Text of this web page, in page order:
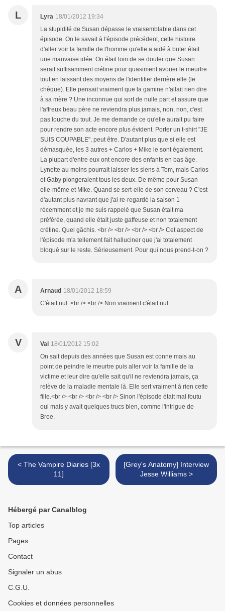
L Lyra 18/01/2012 19:34
La stupidité de Susan dépasse le vraisemblable dans cet
épisode. On le savait à l'épisode précédent, cette histoire
d'aller voir la famille de l'homme qu'elle a aidé à buter était
une mauvaise idée. On était loin de se douter que Susan
serait suffisamment crétine pour quasiment avouer le meurtre
tout en laissant des moyens de l'identifier derrière elle (le
chèque). Elle pensait vraiment que la gamine n'allait rien dire
à sa mère ? Une inconnue qui sort de nulle part et assure que
l'affreux beau père ne reviendra plus jamais, non, non, c'est
pas louche du tout. Je me demande ce qu'elle aurait pu faire
pour rendre son acte encore plus évident. Porter un t-shirt "JE
SUIS COUPABLE", peut être. D'autant plus que si elle est
démasquée, les 3 autres + Carlos + Mike le sont également.
La plupart d'entre eux ont encore des enfants en bas âge.
Lynette au moins pourrait laisser les siens à Tom, mais Carlos
et Gaby plongeraient tous les deux. De même pour Susan
elle-même et Mike. Quand se sert-elle de son cerveau ? C'est
d'autant plus navrant que j'ai re-regardé la saison 1
récemment et je me suis rappelé que Susan était ma
préférée, quand elle était juste gaffeuse et non totalement
crétine. Quel gâchis. <br /> <br /> <br /> <br /> Cet aspect de
l'épisode m'a tellement fait halluciner que j'ai totalement
bloqué sur le reste. Sérieusement. Pour qui nous prend-t-on ?
A Arnaud 18/01/2012 18:59
C'était nul. <br /> <br /> Non vraiment c'était nul.
V Val 18/01/2012 15:02
On sait depuis des années que Susan est conne mais au
point de peindre le meurtre puis aller voir la famille de la
victime et leur dire qu'elle sait qu'il ne reviendra jamais, ça
relève de la maladie mentale là. Elle sert vraiment à rien cette
fille.<br /> <br /> <br /> <br /> Sinon l'épisode était mal foutu
oui mais y avait quelques trucs bien, comme l'intrigue de
Bree.
< The Vampire Diaries [3x
11]
[Grey's Anatomy] Interview
Jesse Williams >
Hébergé par Canalblog
Top articles
Pages
Contact
Signaler un abus
C.G.U.
Cookies et données personnelles